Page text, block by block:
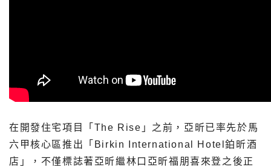
在開發住宅項目「The Rise」之前，亞昕已率先於馬
六甲核心區推出「Birkin International Hotel鉑昕酒
店」，不僅標誌著亞昕繼林口亞昕福朋喜來登之後正